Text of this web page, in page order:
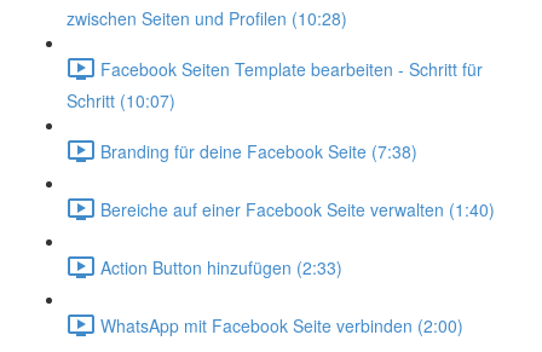
zwischen Seiten und Profilen (10:28)
Facebook Seiten Template bearbeiten - Schritt für
Schritt (10:07)
Branding für deine Facebook Seite (7:38)
Bereiche auf einer Facebook Seite verwalten (1:40)
Action Button hinzufügen (2:33)
WhatsApp mit Facebook Seite verbinden (2:00)